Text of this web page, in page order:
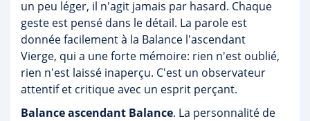
un peu léger, il n'agit jamais par hasard. Chaque
geste est pensé dans le détail. La parole est
donnée facilement à la Balance l'ascendant
Vierge, qui a une forte mémoire: rien n'est oublié,
rien n'est laissé inaperçu. C'est un observateur
attentif et critique avec un esprit perçant.
Balance ascendant Balance. La personnalité de